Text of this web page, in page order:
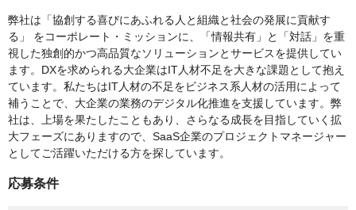
弊社は「協創する喜びにあふれる人と組織と社会の発展に貢献す
る」 をコーポレート・ミッションに、「情報共有」と「対話」を重
視した独創的かつ高品質なソリューションとサービスを提供してい
ます。DXを求められる大企業はIT人材不足を大きな課題として抱え
ています。私たちはIT人材の不足をビジネス系人材の活用によって
補うことで、大企業の業務のデジタル化推進を支援しています。弊
社は、上場を果たしたこともあり、さらなる成長を目指していく拡
大フェーズにありますので、SaaS企業のプロジェクトマネージャー
としてご活躍いただける方を探しています。
応募条件